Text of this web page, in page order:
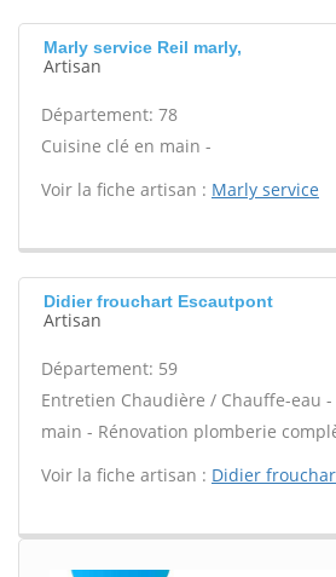
Marly service Reil marly,
Artisan
Département: 78
Cuisine clé en main -
Voir la fiche artisan : Marly service
Didier frouchart Escautpont
Artisan
Département: 59
Entretien Chaudière / Chauffe-eau
main - Rénovation plomberie
Voir la fiche artisan : Didier